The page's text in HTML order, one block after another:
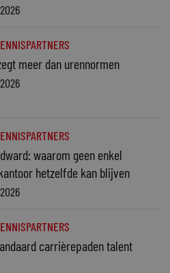
meer dan urennormen
waarom geen enkel
hetzelfde kan blijven
carrièrepaden talent